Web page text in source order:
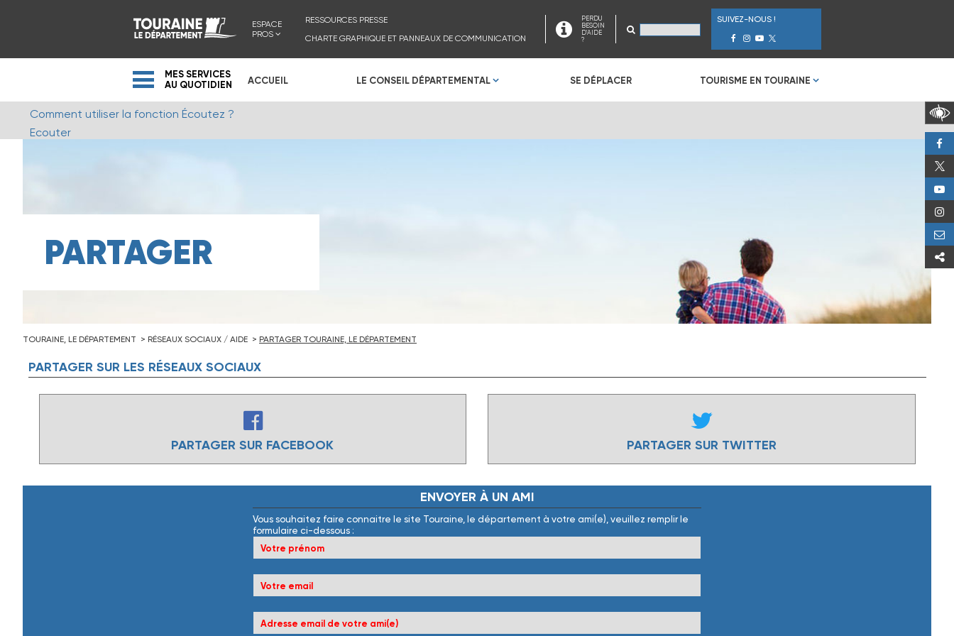
ESPACE
PROS
RESSOURCES PRESSE
CHARTE GRAPHIQUE ET PANNEAUX DE COMMUNICATION
PERDU
BESOIN
D'AIDE
?
SUIVEZ-NOUS !
MES SERVICES
AU QUOTIDIEN
ACCUEIL LE CONSEIL DÉPARTEMENTAL SE DÉPLACER TOURISME EN TOURAINE
Comment utiliser la fonction Écoutez ?
Ecouter
PARTAGER
TOURAINE, LE DÉPARTEMENT RÉSEAUX SOCIAUX / AIDE PARTAGER TOURAINE, LE DÉPARTEMENT
PARTAGER SUR LES RÉSEAUX SOCIAUX
PARTAGER SUR FACEBOOK PARTAGER SUR TWITTER
ENVOYER À UN AMI
Vous souhaitez faire connaitre le site Touraine, le département à votre ami(e), veuillez remplir le
formulaire ci-dessous :